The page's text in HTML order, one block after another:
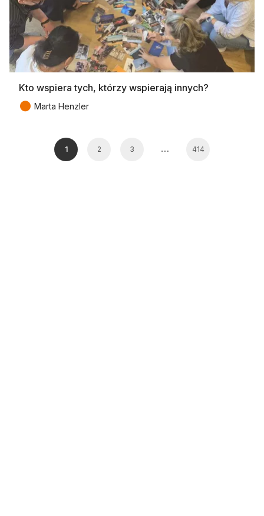
Kto wspiera tych, którzy wspierają innych?
● Marta Henzler
1 2 3 … 414